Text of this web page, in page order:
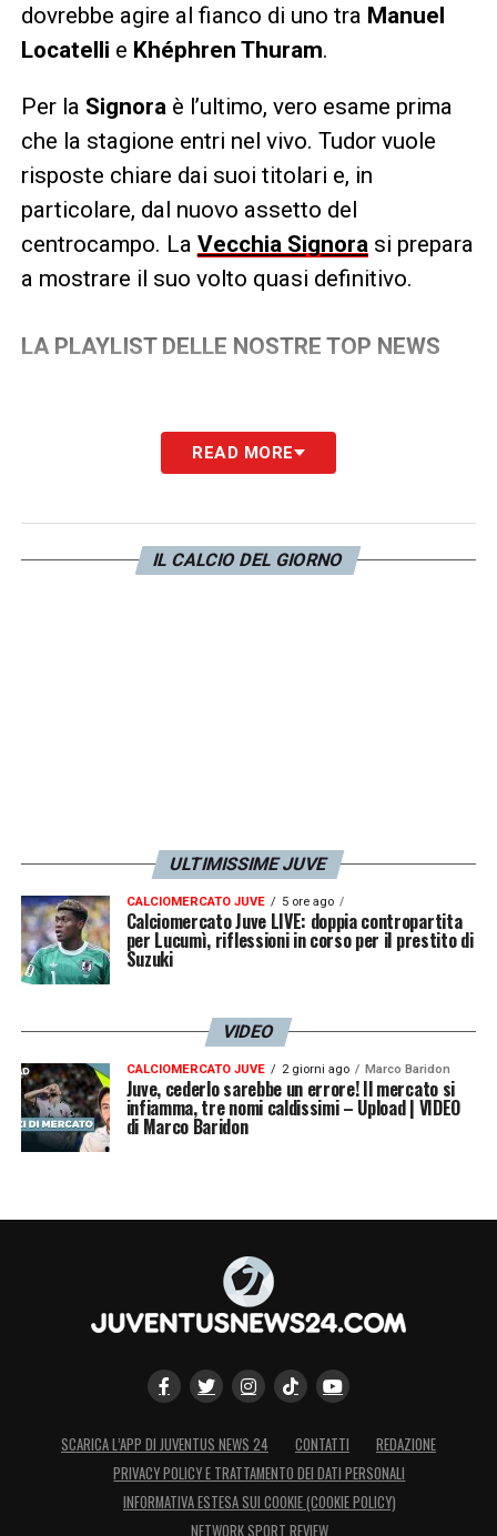
dovrebbe agire al fianco di uno tra Manuel
Locatelli e Khéphren Thuram.
Per la Signoraè l’ultimo, vero esame prima
che la stagione entri nel vivo. Tudor vuole
risposte chiare dai suoi titolari e, in
particolare, dal nuovo assetto del
centrocampo. La Vecchia Signorasi prepara
a mostrare il suo volto quasi definitivo.
LA PLAYLIST DELLE NOSTRE TOP NEWS
READ MORE
IL CALCIO DEL GIORNO
ULTIMISSIME JUVE
CALCIOMERCATO JUVE 5 ore ago
Calciomercato Juve LIVE: doppia contropartita
per Lucumì, riflessioni in corso per il prestito di
Suzuki
VIDEO
CALCIOMERCATO JUVE 2 giorni ago Marco Baridon
Juve, cederlo sarebbe un errore! Il mercato si
infiamma, tre nomi caldissimi – Upload | VIDEO
di Marco Baridon
SCARICA L’APP DI JUVENTUS NEWS 24 CONTATTI
REDAZIONE
PRIVACY POLICY E TRATTAMENTO DEI DATI PERSONALI
INFORMATIVA ESTESA SUI COOKIE (COOKIE POLICY)
NETWORK SPORT REVIEW